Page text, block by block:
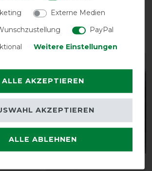
könnten dich auch
Externe Medien
PayPal
Weitere Einstellungen
ALLE AKZEPTIEREN
ALLE ABLEHNEN
AKZEPTIEREN